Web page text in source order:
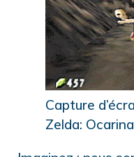
Capture
Zelda: